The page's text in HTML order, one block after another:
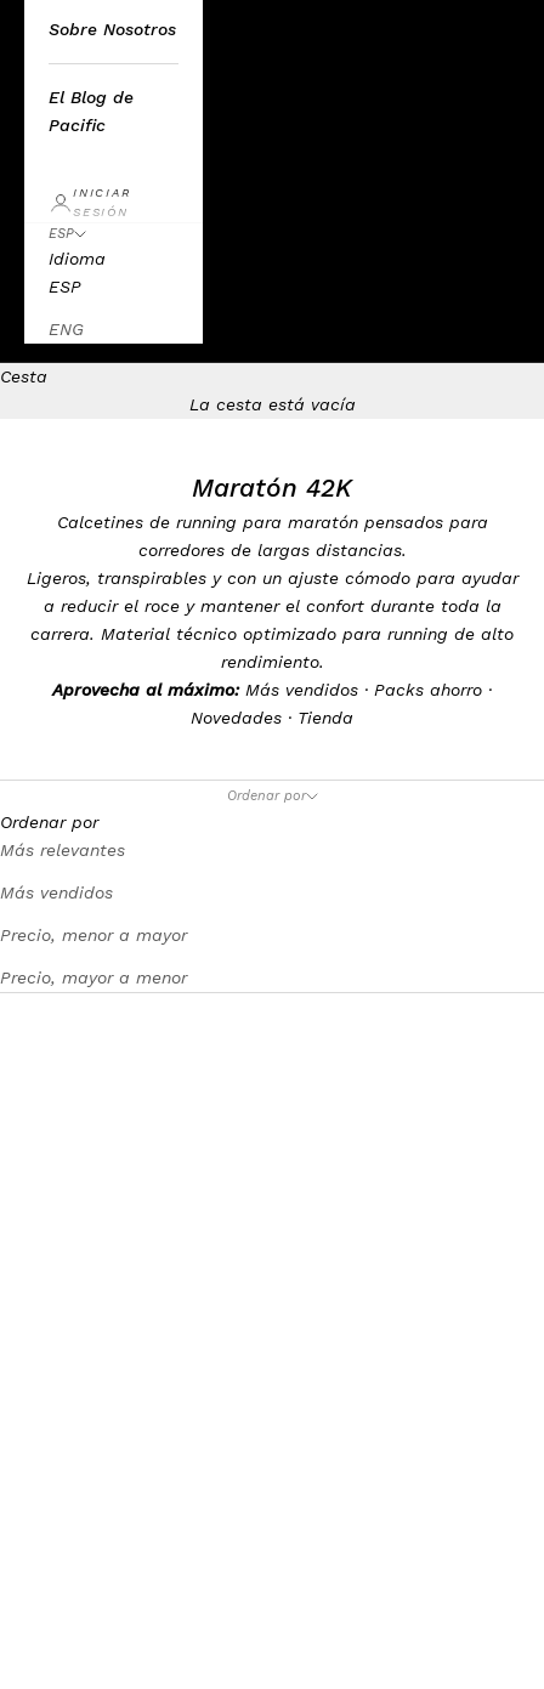
Sobre Nosotros
El Blog de
Pacific
INICIAR
SESIÓN
ESP
Idioma
ESP
ENG
Cesta
La cesta está vacía
Maratón 42K
Calcetines de running para maratón pensados para
corredores de largas distancias.
Ligeros, transpirables y con un ajuste cómodo para ayudar
a reducir el roce y mantener el confort durante toda la
carrera. Material técnico optimizado para running de alto
rendimiento.
Aprovecha al máximo: Más vendidos · Packs ahorro ·
Novedades · Tienda
Ordenar por
Ordenar por
Más relevantes
Más vendidos
Precio, menor a mayor
Precio, mayor a menor